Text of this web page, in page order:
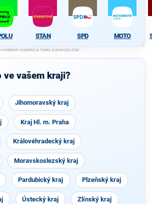
STAN SPD MOTO
vašem kraji?
Jihomoravský kraj
Kraj Hl. m. Praha
Královéhradecký kraj
Moravskoslezský kraj
Pardubický kraj Plzeňský kraj
Ústecký kraj Zlínský kraj